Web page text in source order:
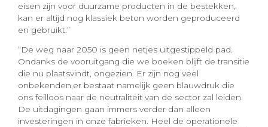
eisen zijn voor duurzame producten in de bestekken,
kan er altijd nog klassiek beton worden geproduceerd
en gebruikt.”
“De weg naar 2050 is geen netjes uitgestippeld pad.
Ondanks de vooruitgang die we boeken blijft de transitie
die nu plaatsvindt, ongezien. Er zijn nog veel
onbekenden,er bestaat namelijk geen blauwdruk die
ons feilloos naar de neutraliteit van de sector zal leiden.
De uitdagingen gaan immers verder dan alleen
investeringen in onze fabrieken. Heel de operationele